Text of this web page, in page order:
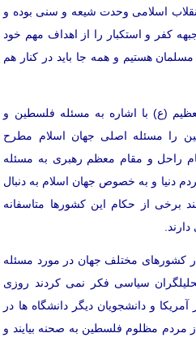
اسلامی وحدت شیعه و سنی بوده و
کفر و استکبار را از اهداف مهم خود
هستیم و همه جا باید در کنار هم
(ع) با اشاره به مسئله فلسطین و
را مسئله اصلی جهان اسلام مطرح
راحل و مقام معظم رهبری به مسئله
دنیا و به خصوص جهان اسلام به دنبال
برخی از حکام این کشورها متاسفانه
کشورهای مختلف جهان در مورد مسئله
سیاسی فکر نمی کردند روزی
و دانشجویان دیگر دانشگاه ها در
مردم مظلوم فلسطین به صحنه بیایند و